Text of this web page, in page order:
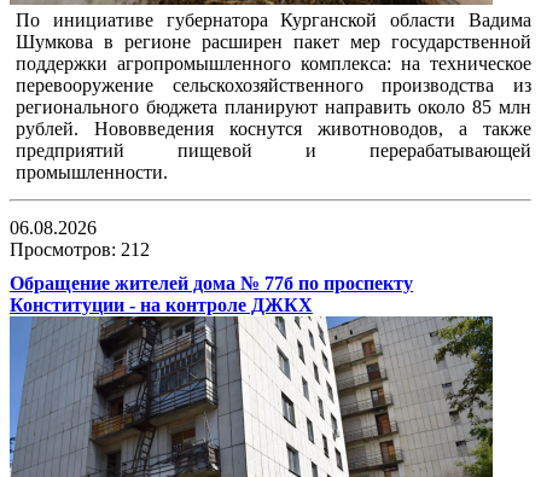
По инициативе губернатора Курганской области Вадима
Шумкова в регионе расширен пакет мер государственной
поддержки агропромышленного комплекса: на техническое
перевооружение сельскохозяйственного производства из
регионального бюджета планируют направить около 85 млн
рублей. Нововведения коснутся животноводов, а также
предприятий пищевой и перерабатывающей
промышленности.
06.08.2026
Просмотров: 212
Обращение жителей дома № 77б по проспекту
Конституции - на контроле ДЖКХ